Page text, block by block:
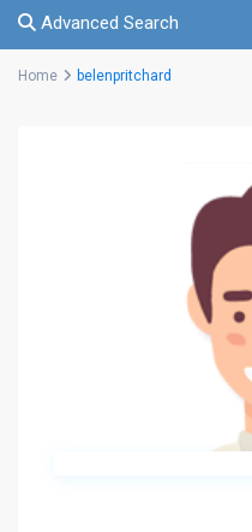
Advanced Search
Home belenpritchard